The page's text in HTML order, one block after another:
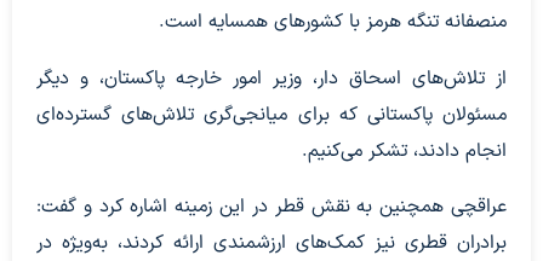
منصفانه تنگه هرمز با کشورهای همسایه است.
از تلاش‌های اسحاق دار، وزیر امور خارجه پاکستان، و دیگر
مسئولان پاکستانی که برای میانجی‌گری تلاش‌های گسترده‌ای
انجام دادند، تشکر می‌کنیم.
عراقچی همچنین به نقش قطر در این زمینه اشاره کرد و گفت:
برادران قطری نیز کمک‌های ارزشمندی ارائه کردند، به‌ویژه در